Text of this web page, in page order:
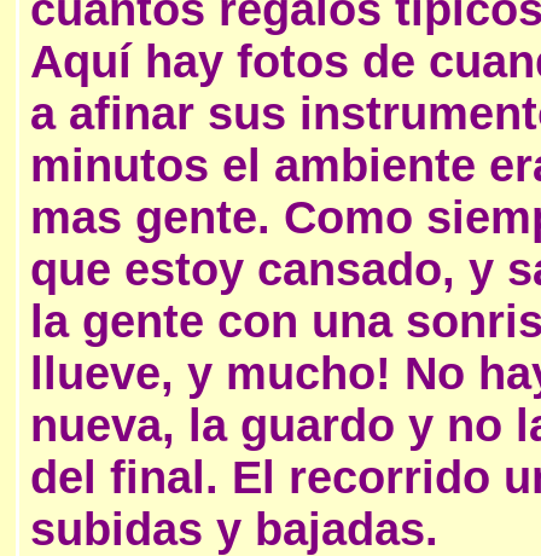
Aquí hay fotos de
a afinar sus
minutos el ambiente
mas gente. Como
que estoy cansado, y
la gente con una
llueve, y mucho! No
nueva, la guardo y no
del final. El recorrido
subidas y bajadas.